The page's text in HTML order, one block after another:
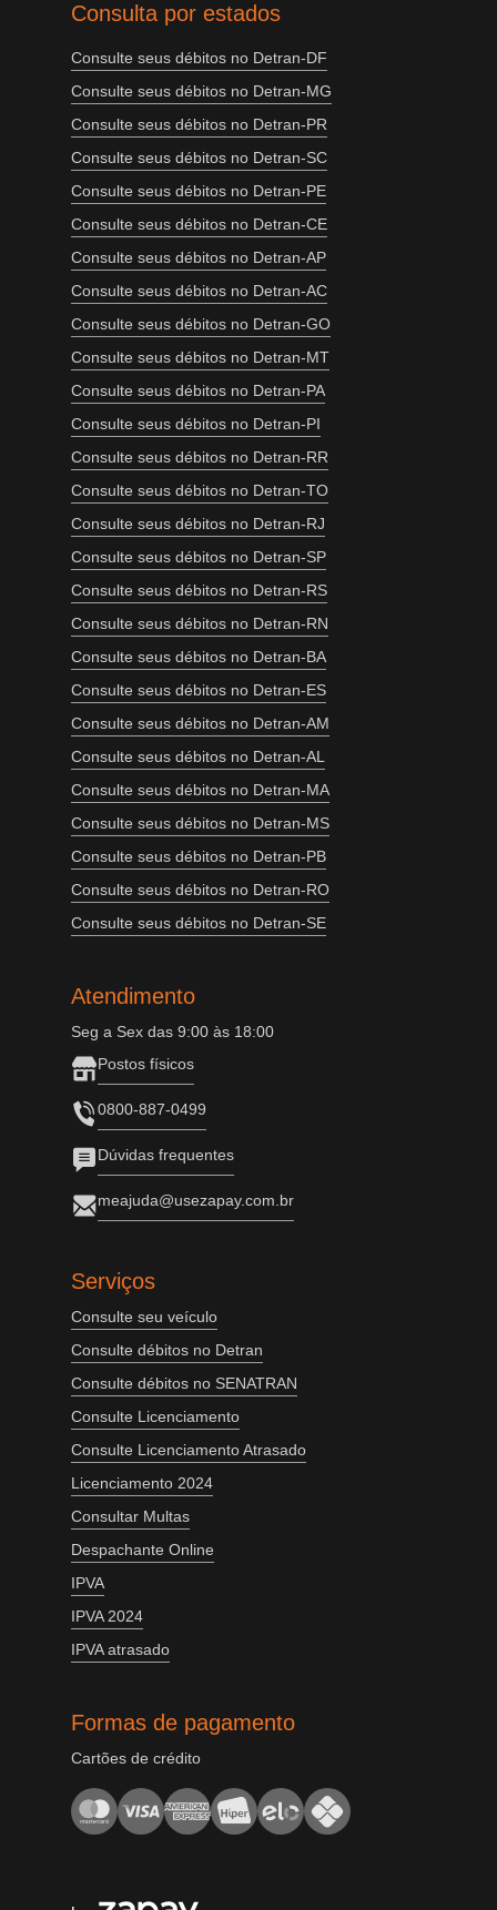
Consulta por estados
Consulte seus débitos no Detran-DF
Consulte seus débitos no Detran-MG
Consulte seus débitos no Detran-PR
Consulte seus débitos no Detran-SC
Consulte seus débitos no Detran-PE
Consulte seus débitos no Detran-CE
Consulte seus débitos no Detran-AP
Consulte seus débitos no Detran-AC
Consulte seus débitos no Detran-GO
Consulte seus débitos no Detran-MT
Consulte seus débitos no Detran-PA
Consulte seus débitos no Detran-PI
Consulte seus débitos no Detran-RR
Consulte seus débitos no Detran-TO
Consulte seus débitos no Detran-RJ
Consulte seus débitos no Detran-SP
Consulte seus débitos no Detran-RS
Consulte seus débitos no Detran-RN
Consulte seus débitos no Detran-BA
Consulte seus débitos no Detran-ES
Consulte seus débitos no Detran-AM
Consulte seus débitos no Detran-AL
Consulte seus débitos no Detran-MA
Consulte seus débitos no Detran-MS
Consulte seus débitos no Detran-PB
Consulte seus débitos no Detran-RO
Consulte seus débitos no Detran-SE
Atendimento
Seg a Sex das 9:00 às 18:00
Postos físicos
0800-887-0499
Dúvidas frequentes
meajuda@usezapay.com.br
Serviços
Consulte seu veículo
Consulte débitos no Detran
Consulte débitos no SENATRAN
Consulte Licenciamento
Consulte Licenciamento Atrasado
Licenciamento 2024
Consultar Multas
Despachante Online
IPVA
IPVA 2024
IPVA atrasado
Formas de pagamento
Cartões de crédito